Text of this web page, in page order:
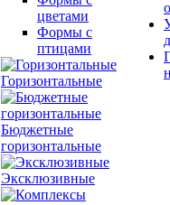
цветами
Формы с
птицами
Горизонтальные
Бюджетные
горизонтальные
Эксклюзивные